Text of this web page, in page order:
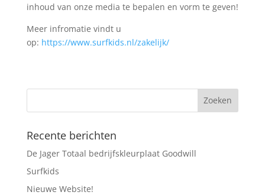
inhoud van onze media te bepalen en vorm te geven!
Meer infromatie vindt u
op: https://www.surfkids.nl/zakelijk/
Recente berichten
De Jager Totaal bedrijfskleurplaat Goodwill
Surfkids
Nieuwe Website!